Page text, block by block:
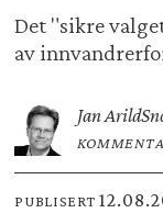
Det "sikre
av
Jan Arild
PUBLISERT